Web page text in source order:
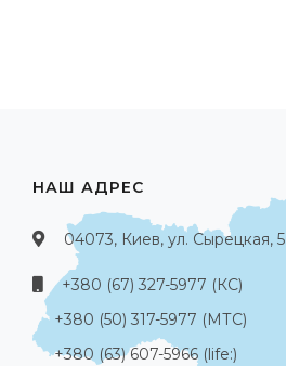
НАШ АДРЕС
04073, Киев, ул. Сырецкая, 5
+380 (67) 327-5977 (КС)
+380 (50) 317-5977 (МТС)
+380 (63) 607-5966 (life:)